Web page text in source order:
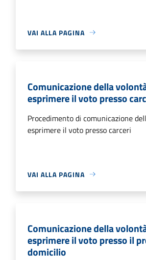
VAI ALLA PAGINA
Comunicazione della
esprimere il voto presso
Procedimento di comunicazione
esprimere il voto presso carceri
VAI ALLA PAGINA
Comunicazione della
esprimere il voto presso il
domicilio